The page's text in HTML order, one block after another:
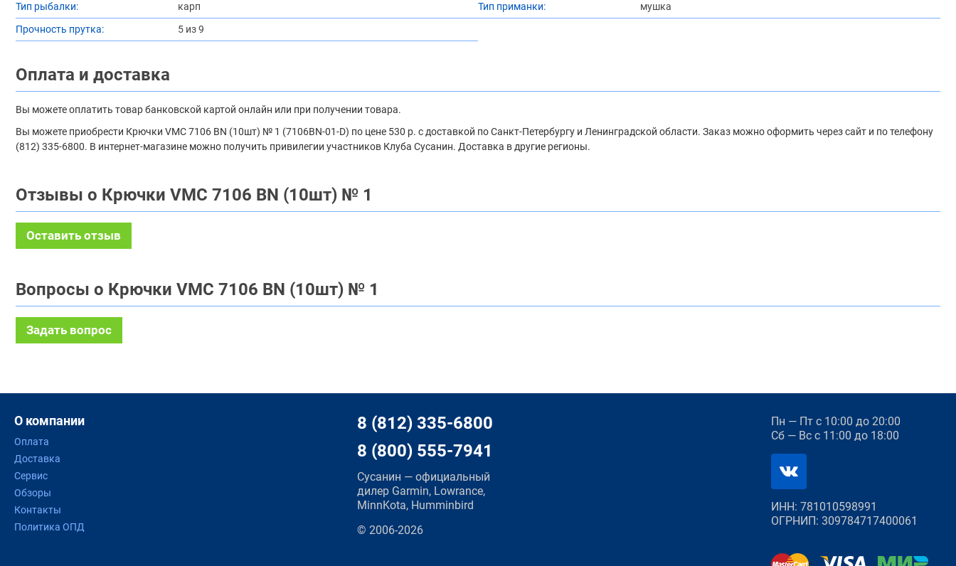
Тип рыбалки:
карп Тип приманки:
мушка
Прочность прутка:
5 из 9
Оплата и доставка
Вы можете оплатить товар банковской картой онлайн или при получении товара.
Вы можете приобрести Крючки VMC 7106 BN (10шт) № 1 (7106BN-01-D) по цене 530 р. с доставкой по Санкт-Петербургу и Ленинградской области. Заказ можно оформить через сайт и по телефону
(812) 335-6800. В интернет-магазине можно получить привилегии участников Клуба Сусанин. Доставка в другие регионы.
Отзывы о Крючки VMC 7106 BN (10шт) № 1
Оставить отзыв
Вопросы о Крючки VMC 7106 BN (10шт) № 1
Задать вопрос
О компании
Оплата
Доставка
Сервис
Обзоры
Контакты
Политика ОПД
8 (812) 335-6800
8 (800) 555-7941
Сусанин — официальный
дилер Garmin, Lowrance,
MinnKota, Humminbird
© 2006-2026
Пн — Пт с 10:00 до 20:00
Сб — Вс с 11:00 до 18:00
ИНН: 781010598991
ОГРНИП: 309784717400061